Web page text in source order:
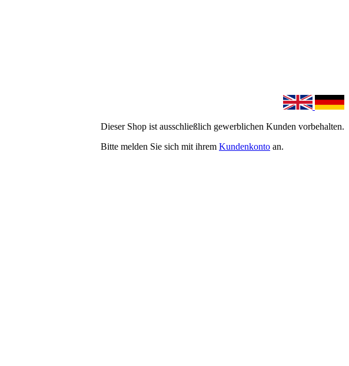
Dieser Shop ist ausschließlich gewerblichen Kunden vorbehalten.
Bitte melden Sie sich mit ihrem Kundenkonto an.